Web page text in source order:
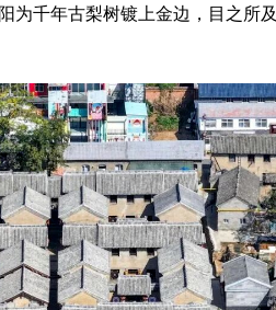
为千年古梨树镀上金边，目之所及